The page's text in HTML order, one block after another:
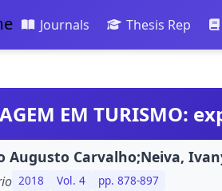
Journals Thesis Rep
EM TURISMO:
Augusto Carvalho;Neiva,
2018 Vol. 4 pp. 878-897